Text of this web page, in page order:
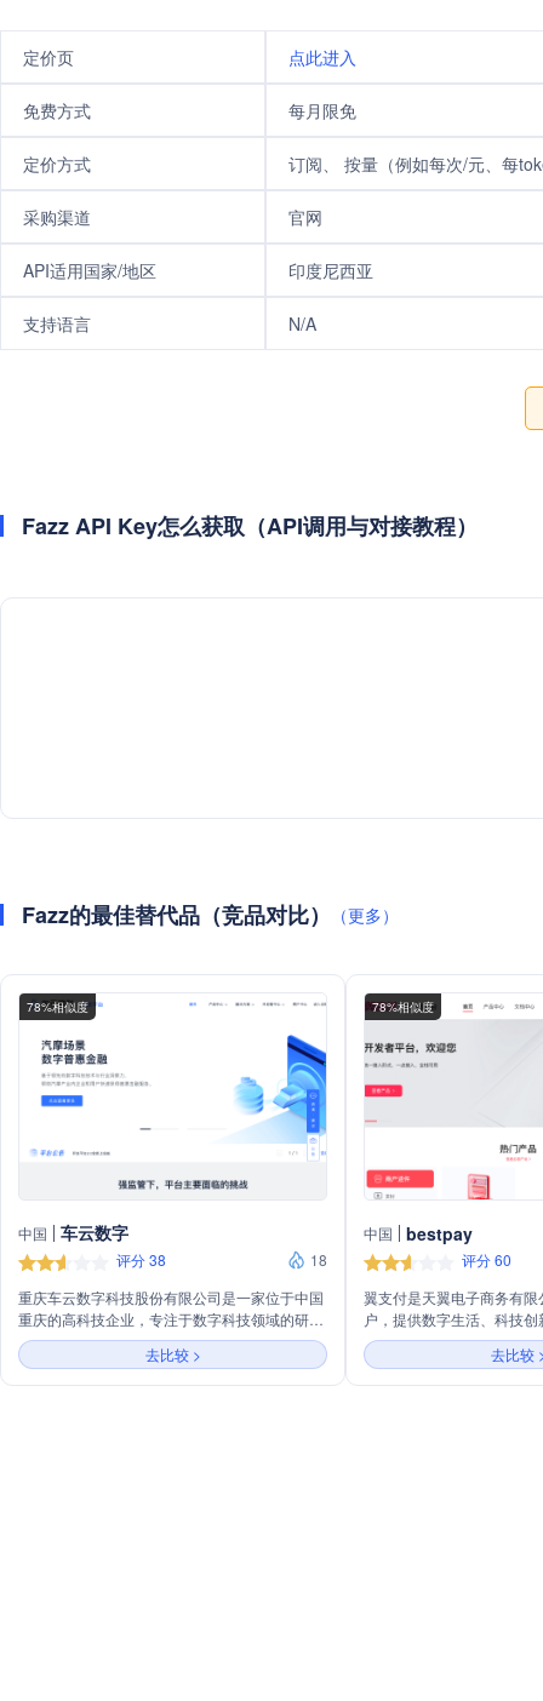
定价页 点此进入
免费方式 每月限免
定价方式 订阅、 按量（例如每次/元、每
采购渠道 官网
API适用国家/地区 印度尼西亚
支持语言 N/A
Fazz API Key怎么获取（API调用与对接教程）
Fazz的最佳替代品（竞品对比） （更多）
78%相似度
中国 车云数字
评分 38
18
重庆车云数字科技股份有限公司是一家位于中国
重庆的高科技企业，专注于数字科技领域的研发
与创新。公司致力于提供先进的数字技术解决方
案，服务于多个行业，包括但不限于汽车、金
融、教育和医疗等。通过不断的技术创新和优质
去比较 >
78%相似度
中国 bestpay
评分 60
翼支付是天翼电子商务有
户，提供数字生活、科技
务。主营业务包括便捷生
务、智慧经营解决方案，
人工智能等金融科技服务
去比较